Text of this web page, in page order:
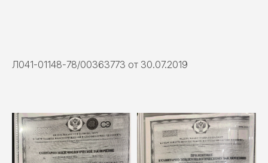
Л041-01148-78/00363773 от 30.07.2019